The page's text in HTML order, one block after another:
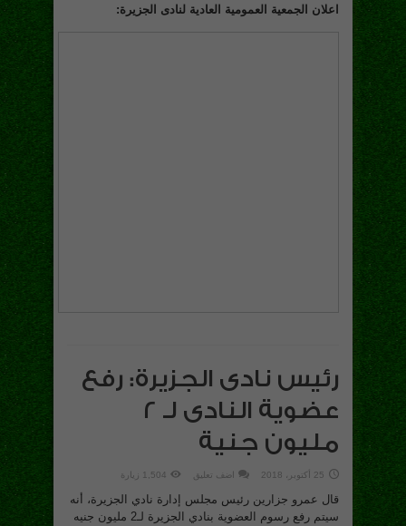
اعلان الجمعية العمومية العادية لنادى الجزيرة:
رئيس نادى الجزيرة: رفع
عضوية النادى لـ 2
مليون جنية
25 أكتوبر، 2018 اضف تعليق 1,504 زيارة
قال عمرو جزارين رئيس مجلس إدارة نادي الجزيرة، أنه
سيتم رفع رسوم العضوية بنادي الجزيرة لـ2 مليون جنيه